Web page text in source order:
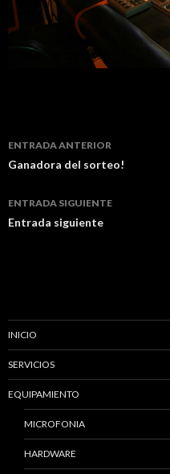
Navegación
de
entradas
ENTRADA ANTERIOR
Ganadora del sorteo!
ENTRADA SIGUIENTE
Entrada siguiente
INICIO
SERVICIOS
EQUIPAMIENTO
MICROFONIA
HARDWARE